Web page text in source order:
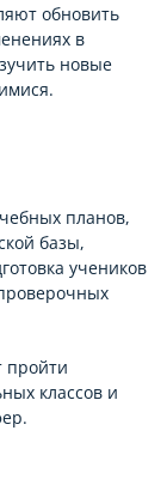
обновить
в
новые
планов,
базы,
учеников
пройти
классов и